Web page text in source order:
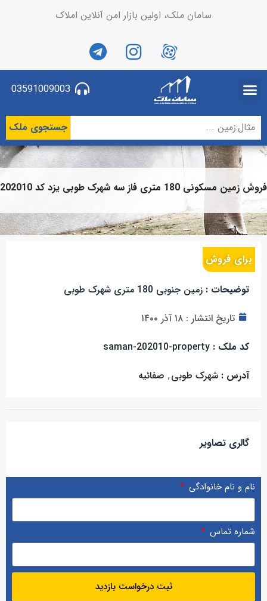
سامان ملک، اولین بازار امن آنلاین املاک
03591009003
جستجوی ملک
فروش زمین مسکونی 180 متری فاز سه شهرک طوبی یزد کد 202010
برای فروش
توضیحات : زمین جنوبی 180 متری شهرک طوبی
تاریخ انتشار : ۱۸ آذر ۱۴۰۰
کد ملک : saman-202010-property
آدرس : شهرک طوبی, صفائیه
گالری تصاویر
نام و نام خانوادگی
شماره تماس
ثبت درخواست بازدید